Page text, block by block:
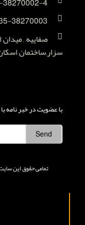
38270003
صفاییه ,
سزار,ساختمان
با عضویت در خبر نامه
تمامی حقوق این